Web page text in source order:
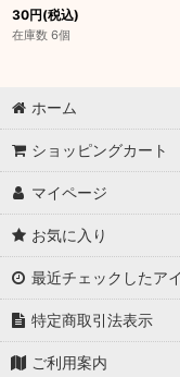
30円(税込)
在庫数 6個
ホーム
ショッピングカート
マイページ
お気に入り
最近チェックしたア
特定商取引法表示
ご利用案内